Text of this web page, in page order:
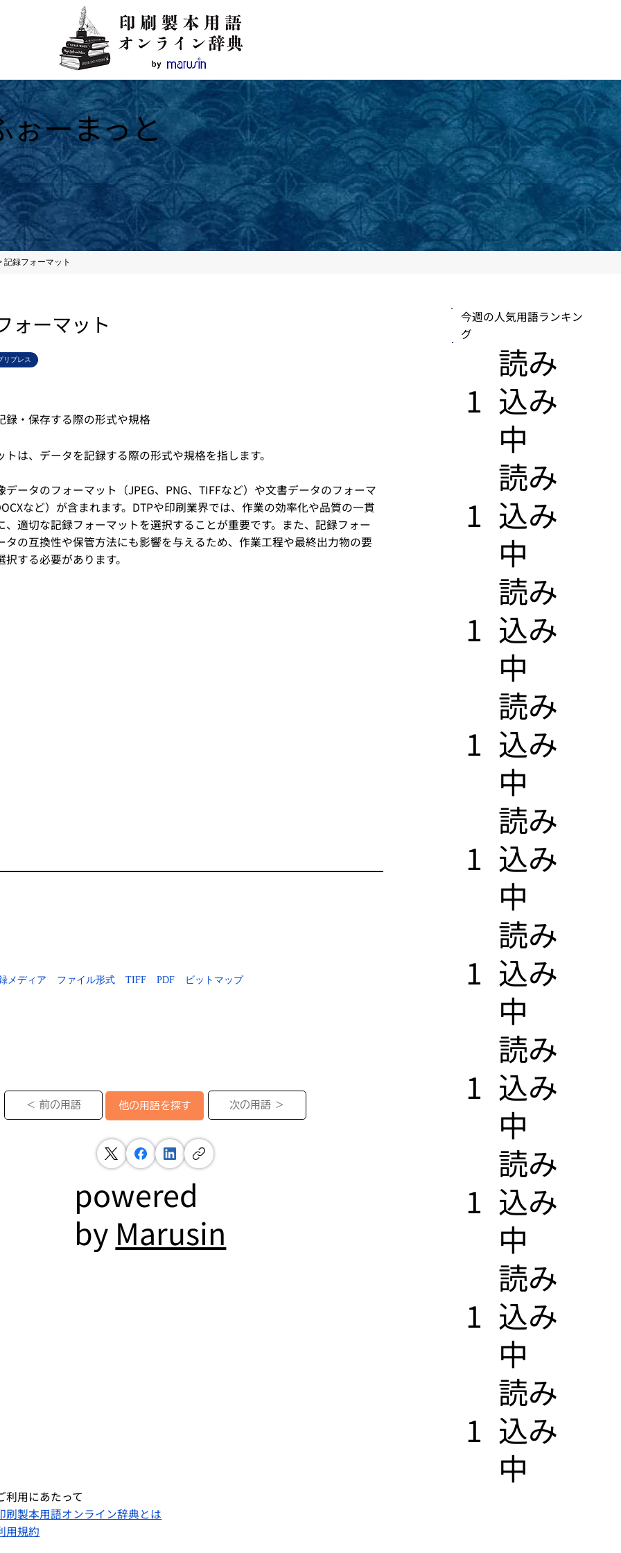
ぉーまっと
記録フォーマット
ォーマット
リプレス
録・保存する際の形式や規格
は、データを記録する際の形式や規格を指します。
データのフォーマット（JPEG、PNG、TIFFなど）や文書データのフォーマ
など）が含まれます。DTPや印刷業界では、作業の効率化や品質の一貫
、適切な記録フォーマットを選択することが重要です。また、記録フォー
タの互換性や保管方法にも影響を与えるため、作業工程や最終出力物の要
する必要があります。
今週の人気用語ランキン
グ
1
​読み
込み
中
1
​読み
込み
中
1
​読み
込み
中
1
​読み
込み
中
1
​読み
込み
中
1
​読み
込み
中
1
​読み
込み
中
1
​読み
込み
中
1
​読み
込み
中
1
​読み
込み
中
メディア ファイル形式 TIFF PDF ビットマップ
＜ 前の用語 他の用語を探す 次の用語 ＞
powered
by Marusin
利用にあたって
刷製本用語オンライン辞典とは
用規約​